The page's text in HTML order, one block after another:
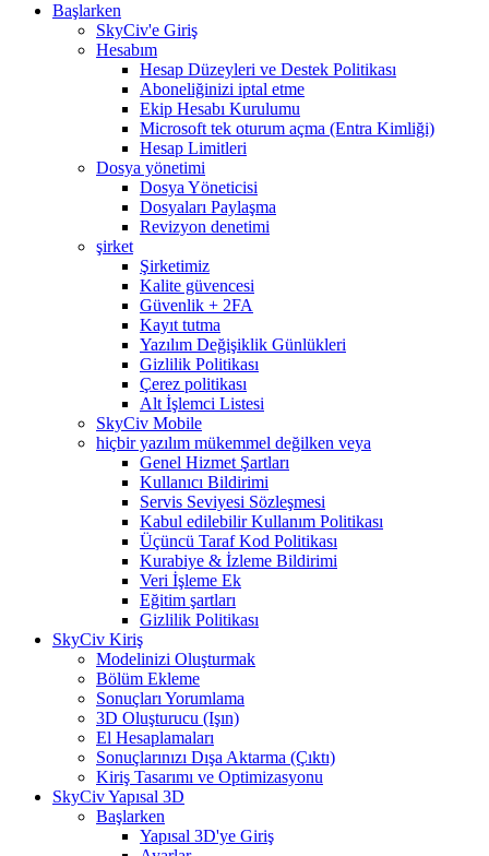
Başlarken
SkyCiv'e Giriş
Hesabım
Hesap Düzeyleri ve Destek Politikası
Aboneliğinizi iptal etme
Ekip Hesabı Kurulumu
Microsoft tek oturum açma (Entra Kimliği)
Hesap Limitleri
Dosya yönetimi
Dosya Yöneticisi
Dosyaları Paylaşma
Revizyon denetimi
şirket
Şirketimiz
Kalite güvencesi
Güvenlik + 2FA
Kayıt tutma
Yazılım Değişiklik Günlükleri
Gizlilik Politikası
Çerez politikası
Alt İşlemci Listesi
SkyCiv Mobile
hiçbir yazılım mükemmel değilken veya
Genel Hizmet Şartları
Kullanıcı Bildirimi
Servis Seviyesi Sözleşmesi
Kabul edilebilir Kullanım Politikası
Üçüncü Taraf Kod Politikası
Kurabiye & İzleme Bildirimi
Veri İşleme Ek
Eğitim şartları
Gizlilik Politikası
SkyCiv Kiriş
Modelinizi Oluşturmak
Bölüm Ekleme
Sonuçları Yorumlama
3D Oluşturucu (Işın)
El Hesaplamaları
Sonuçlarınızı Dışa Aktarma (Çıktı)
Kiriş Tasarımı ve Optimizasyonu
SkyCiv Yapısal 3D
Başlarken
Yapısal 3D'ye Giriş